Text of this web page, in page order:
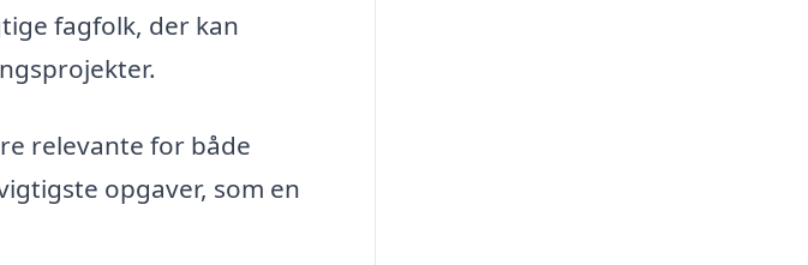
fagfolk, der kan
relevante for både
opgaver, som en